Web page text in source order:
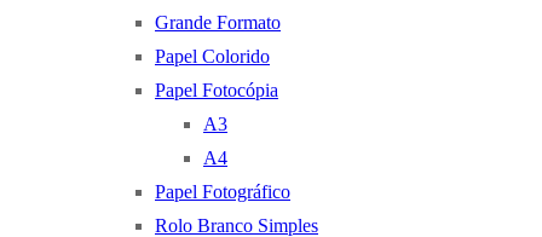
Grande Formato
Papel Colorido
Papel Fotocópia
A3
A4
Papel Fotográfico
Rolo Branco Simples